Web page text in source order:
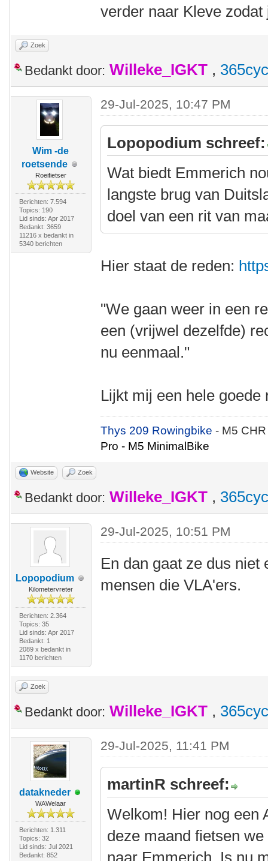
verder naar Kleve
Zoek
Bedankt door: Willeke_IGKT ,
Wim -de
roetsende
Roeifietser
Berichten: 7.594
Topics: 190
Lid sinds: Apr 2017
Bedankt: 3659
11216 x bedankt in
5340 berichten
29-Jul-2025, 10:47 PM
Lopopodium schreef:
Wat biedt Emmerich
langste brug van
doel van een rit van
Hier staat de reden:
"We gaan weer in een
een (vrijwel dezelfde)
nu eenmaal."
Lijkt mij een hele
Thys 209 Rowingbike- M5
Pro - M5 MinimalBike
Website Zoek
Bedankt door: Willeke_IGKT ,
Lopopodium
Kilometervreter
Berichten: 2.364
Topics: 35
Lid sinds: Apr 2017
Bedankt: 1
2089 x bedankt in
1170 berichten
29-Jul-2025, 10:51 PM
En dan gaat ze dus niet
mensen die VLA'ers.
Zoek
Bedankt door: Willeke_IGKT ,
datakneder
WAWelaar
Berichten: 1.311
Topics: 32
Lid sinds: Jul 2021
Bedankt: 852
29-Jul-2025, 11:41 PM
martinR schreef:
Welkom! Hier nog een
deze maand fietsen